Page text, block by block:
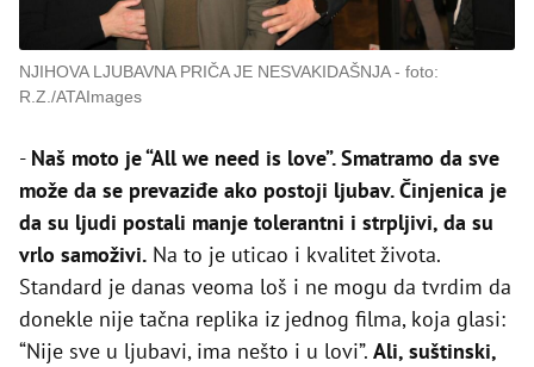
NJIHOVA LJUBAVNA PRIČA JE NESVAKIDAŠNJA
foto:
R.Z./ATAImages
- Naš moto je “All we need is love”. Smatramo da sve
može da se prevaziđe ako postoji ljubav. Činjenica je
da su ljudi postali manje tolerantni i strpljivi, da su
vrlo samoživi. Na to je uticao i kvalitet života.
Standard je danas veoma loš i ne mogu da tvrdim da
donekle nije tačna replika iz jednog filma, koja glasi:
“Nije sve u ljubavi, ima nešto i u lovi”. Ali, suštinski,